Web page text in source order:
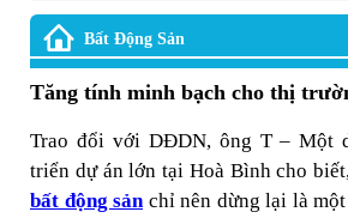
Bất Động Sản
Tăng tính minh bạch cho thị
Trao đổi với DĐDN, ông T – Một
triển dự án lớn tại Hoà Bình cho
bất động sảnchỉ nên dừng lại là